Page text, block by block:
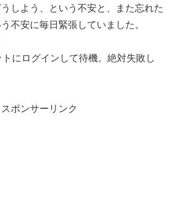
しよう、という不安と、また忘れた
不安に毎日緊張していました。
にログインして待機。絶対失敗し
スポンサーリンク